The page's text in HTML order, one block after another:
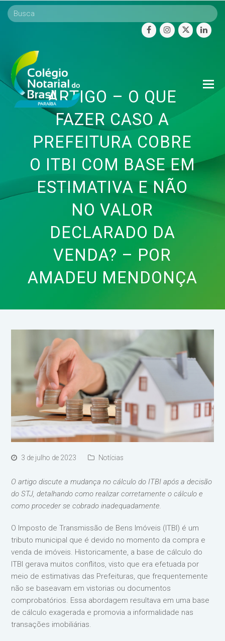
facebookinstagram
twitter
ARTIGO – O QUE
FAZER CASO A
PREFEITURA COBRE
O ITBI COM BASE EM
ESTIMATIVA E NÃO
NO VALOR
DECLARADO DA
VENDA? – POR
AMADEU MENDONÇA
3 de julho de 2023 Notícias
O artigo discute a mudança no cálculo do ITBI após a decisão
do STJ, detalhando como realizar corretamente o cálculo e
como proceder se cobrado inadequadamente.
O Imposto de Transmissão de Bens Imóveis (ITBI) é um
tributo municipal que é devido no momento da compra e
venda de imóveis. Historicamente, a base de cálculo do
ITBI gerava muitos conflitos, visto que era efetuada por
meio de estimativas das Prefeituras, que frequentemente
não se baseavam em vistorias ou documentos
comprobatórios. Essa abordagem resultava em uma base
de cálculo exagerada e promovia a informalidade nas
transações imobiliárias.